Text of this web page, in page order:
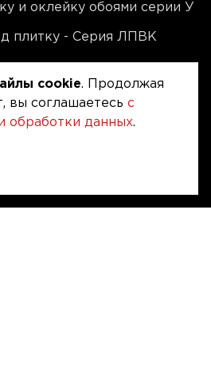
и оклейку обоями серии У
плитку - Серия ЛПВК
серии A (сталь / присоска)
серии ФЛЮР
индивидуальным размерам
cookie. Продолжая
вы соглашаетесь с
обработки данных.